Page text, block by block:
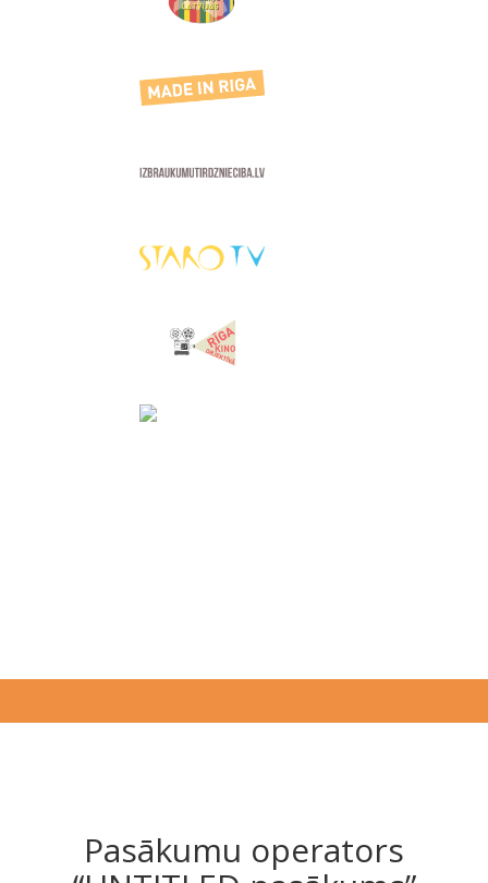
Pasākumu operators